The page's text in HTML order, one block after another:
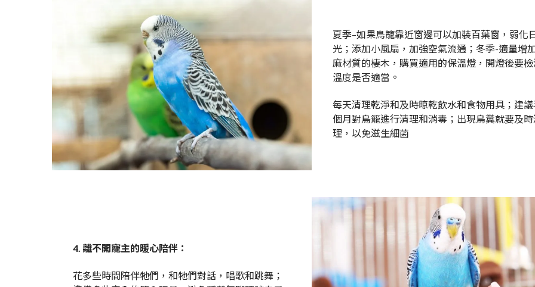
夏季–如果鳥籠靠近窗邊可以加裝百葉窗，弱化
光；添加小風扇，加強空氣流通；冬季-適量增
麻材質的棲木，購買適用的保溫燈，開燈後要
溫度是否適當。
每天清理乾淨和及時晾乾飲水和食物用具；建
個月對鳥籠進行清理和消毒；出現鳥糞就要及
理，以免滋生細菌
4. 離不開寵主的暖心陪伴：
花多些時間陪伴牠們，和牠們對話，唱歌和跳舞；